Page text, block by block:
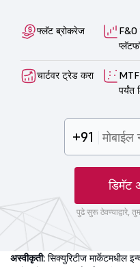
फ्लॅट ब्रोकरेज
F&O
चार्टवर ट्रेड करा
MTF
पर्यंत
+91
डिमॅट
पुढे सुरू ठेवण्याद्वारे,
अस्वीकृती: सिक्युरिटीज मार्केटमधील